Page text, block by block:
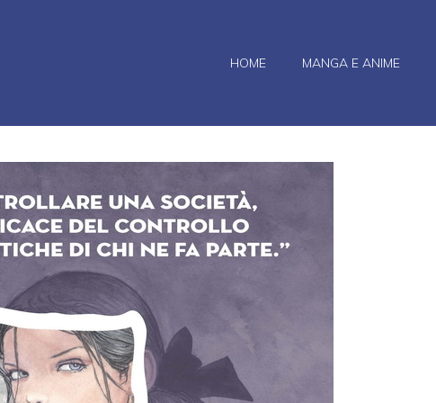
HOME MANGA E ANIME